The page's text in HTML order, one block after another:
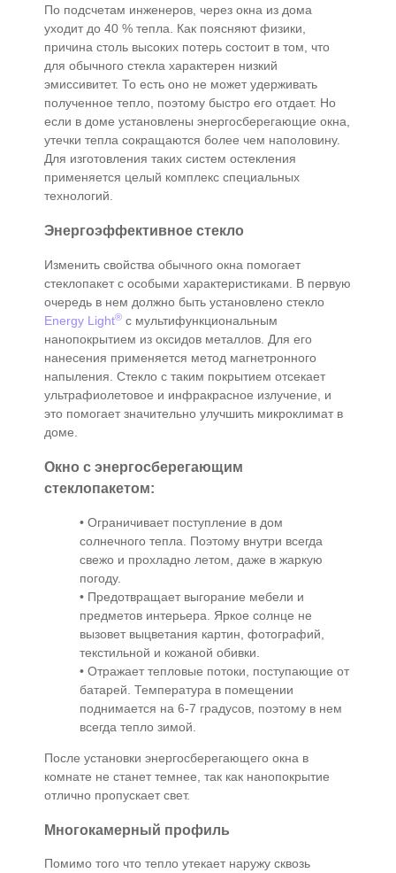
По подсчетам инженеров, через окна из дома
уходит до 40 % тепла. Как поясняют физики,
причина столь высоких потерь состоит в том, что
для обычного стекла характерен низкий
эмиссивитет. То есть оно не может удерживать
полученное тепло, поэтому быстро его отдает. Но
если в доме установлены энергосберегающие окна,
утечки тепла сокращаются более чем наполовину.
Для изготовления таких систем остекления
применяется целый комплекс специальных
технологий.
Энергоэффективное стекло
Изменить свойства обычного окна помогает
стеклопакет с особыми характеристиками. В первую
очередь в нем должно быть установлено стекло
Energy Light® с мультифункциональным
нанопокрытием из оксидов металлов. Для его
нанесения применяется метод магнетронного
напыления. Стекло с таким покрытием отсекает
ультрафиолетовое и инфракрасное излучение, и
это помогает значительно улучшить микроклимат в
доме.
Окно с энергосберегающим
стеклопакетом:
• Ограничивает поступление в дом
солнечного тепла. Поэтому внутри всегда
свежо и прохладно летом, даже в жаркую
погоду.
• Предотвращает выгорание мебели и
предметов интерьера. Яркое солнце не
вызовет выцветания картин, фотографий,
текстильной и кожаной обивки.
• Отражает тепловые потоки, поступающие от
батарей. Температура в помещении
поднимается на 6-7 градусов, поэтому в нем
всегда тепло зимой.
После установки энергосберегающего окна в
комнате не станет темнее, так как нанопокрытие
отлично пропускает свет.
Многокамерный профиль
Помимо того что тепло утекает наружу сквозь